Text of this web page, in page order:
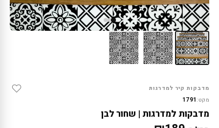
מדבקות קיר למדרגות
מקט:1791
מדבקות למדרגות | שחור לבן